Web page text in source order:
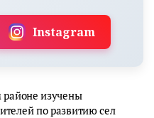
Instagram
районе изучены
по развитию сел